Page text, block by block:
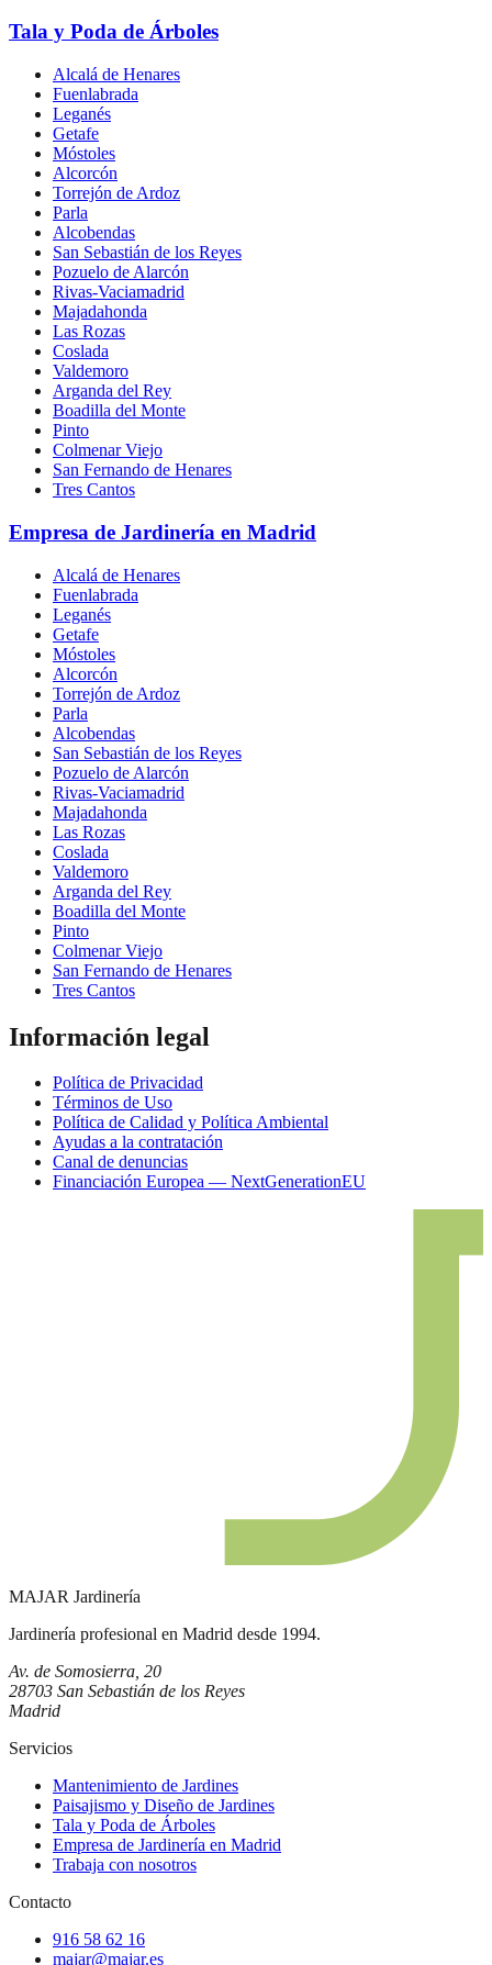
Tala y Poda de Árboles
Alcalá de Henares
Fuenlabrada
Leganés
Getafe
Móstoles
Alcorcón
Torrejón de Ardoz
Parla
Alcobendas
San Sebastián de los Reyes
Pozuelo de Alarcón
Rivas-Vaciamadrid
Majadahonda
Las Rozas
Coslada
Valdemoro
Arganda del Rey
Boadilla del Monte
Pinto
Colmenar Viejo
San Fernando de Henares
Tres Cantos
Empresa de Jardinería en Madrid
Alcalá de Henares
Fuenlabrada
Leganés
Getafe
Móstoles
Alcorcón
Torrejón de Ardoz
Parla
Alcobendas
San Sebastián de los Reyes
Pozuelo de Alarcón
Rivas-Vaciamadrid
Majadahonda
Las Rozas
Coslada
Valdemoro
Arganda del Rey
Boadilla del Monte
Pinto
Colmenar Viejo
San Fernando de Henares
Tres Cantos
Información legal
Política de Privacidad
Términos de Uso
Política de Calidad y Política Ambiental
Ayudas a la contratación
Canal de denuncias
Financiación Europea — NextGenerationEU
MAJAR Jardinería
Jardinería profesional en Madrid desde 1994.
Av. de Somosierra, 20
28703 San Sebastián de los Reyes
Madrid
Servicios
Mantenimiento de Jardines
Paisajismo y Diseño de Jardines
Tala y Poda de Árboles
Empresa de Jardinería en Madrid
Trabaja con nosotros
Contacto
916 58 62 16
majar@majar.es